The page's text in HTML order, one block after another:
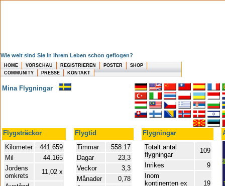
Wie weit sind Sie in Ihrem Leben schon geflogen?
HOME VORSCHAU REGISTRIEREN POSTER
SHOP
COMMUNITY
PRESSE KONTAKT
Mina Flygningar
Flygsträckor Flygtid Flygningar
Kilometer
441.659
Mil
44.165
Jordens
omkrets
11,02 x
Timmar
558:17
Dagar
23,3
Veckor
3,3
Månader
0,78
Totalt antal
flygningar
109
Inrikes
9
Inom
kontinenten ex
19